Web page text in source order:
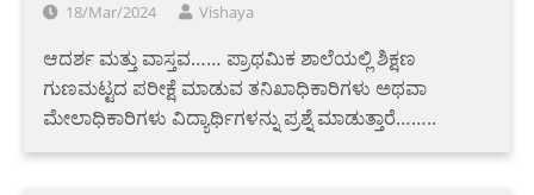
18/Mar/2024 Vishaya
ಆದರ್ಶ ಮತ್ತು ವಾಸ್ತವ…… ಪ್ರಾಥಮಿಕ ಶಾಲೆಯಲ್ಲಿ ಶಿಕ್ಷಣ
ಗುಣಮಟ್ಟದ ಪರೀಕ್ಷೆ ಮಾಡುವ ತನಿಖಾಧಿಕಾರಿಗಳು ಅಥವಾ
ಮೇಲಾಧಿಕಾರಿಗಳು ವಿದ್ಯಾರ್ಥಿಗಳನ್ನು ಪ್ರಶ್ನೆ ಮಾಡುತ್ತಾರೆ……..